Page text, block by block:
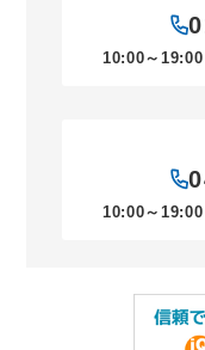
10:00～
10:00～